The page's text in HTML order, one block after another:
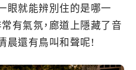
眼就能辨別住的是哪一
有氣氛，廊道上隱藏了音
晨還有鳥叫和聲呢!